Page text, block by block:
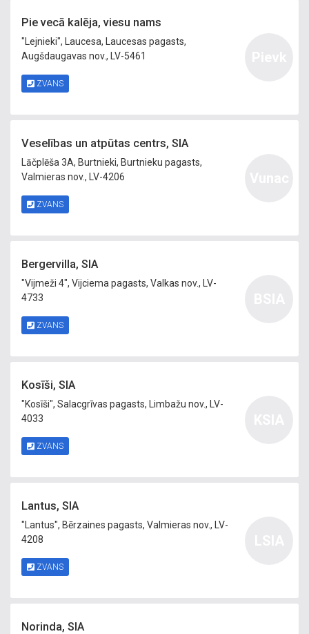
Pie vecā kalēja, viesu nams
"Lejnieki", Laucesa, Laucesas pagasts,
Augšdaugavas nov., LV-5461
ZVANS
Veselības un atpūtas centrs, SIA
Lāčplēša 3A, Burtnieki, Burtnieku pagasts,
Valmieras nov., LV-4206
ZVANS
Bergervilla, SIA
"Vijmeži 4", Vijciema pagasts, Valkas nov., LV-
4733
ZVANS
Kosīši, SIA
"Kosīši", Salacgrīvas pagasts, Limbažu nov., LV-
4033
ZVANS
Lantus, SIA
"Lantus", Bērzaines pagasts, Valmieras nov., LV-
4208
ZVANS
Norinda, SIA